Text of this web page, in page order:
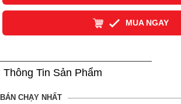
MUA NGAY
Thông Tin Sản Phẩm
BÁN CHẠY NHẤT